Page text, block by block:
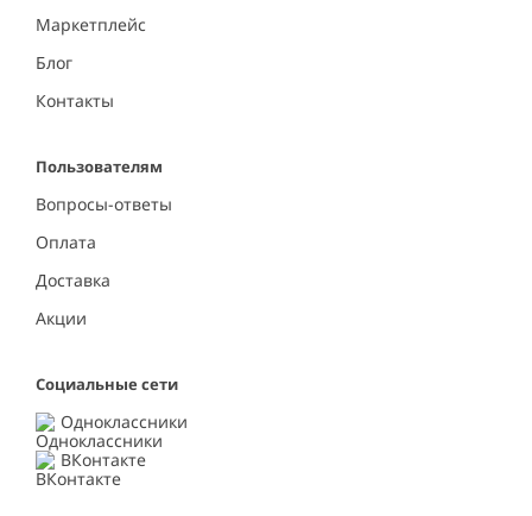
Маркетплейс
Блог
Контакты
Пользователям
Вопросы-ответы
Оплата
Доставка
Акции
Социальные сети
Одноклассники
ВКонтакте